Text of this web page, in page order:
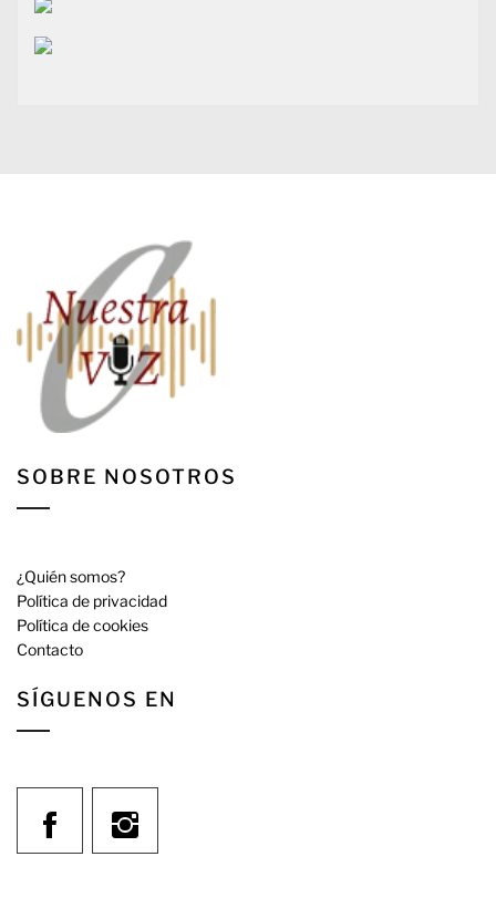
SOBRE NOSOTROS
¿Quién somos?
Política de privacidad
Política de cookies
Contacto
SÍGUENOS EN